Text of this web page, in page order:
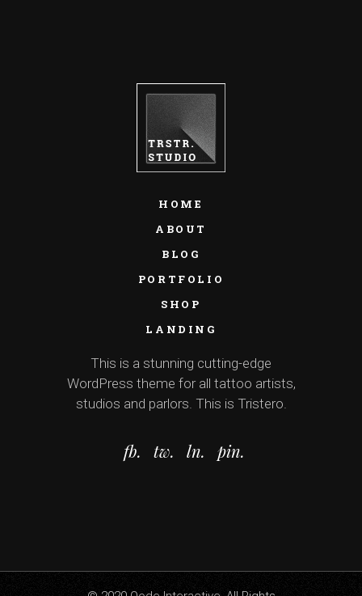
HOME
ABOUT
BLOG
PORTFOLIO
SHOP
LANDING
This is a stunning cutting-edge
WordPress theme for all tattoo artists,
studios and parlors. This is Tristero.
fb. tw. ln. pin.